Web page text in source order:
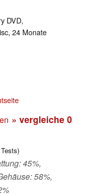
DVD,
24 Monate
» vergleiche 0
Tests)
45%,
58%,